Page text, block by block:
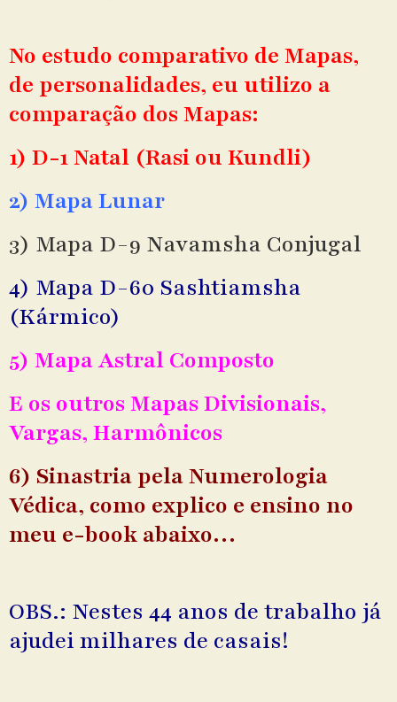
No estudo comparativo de Mapas,
de personalidades, eu utilizo a
comparação dos Mapas:
1) D-1 Natal (Rasi ou Kundli)
2) Mapa Lunar
3) Mapa D-9 Navamsha Conjugal
4) Mapa D-60 Sashtiamsha
(Kármico)
5) Mapa Astral Composto
E os outros Mapas Divisionais,
Vargas, Harmônicos
6) Sinastria pela Numerologia
Védica, como explico e ensino no
meu e-book abaixo…
OBS.: Nestes 44 anos de trabalho já
ajudei milhares de casais!